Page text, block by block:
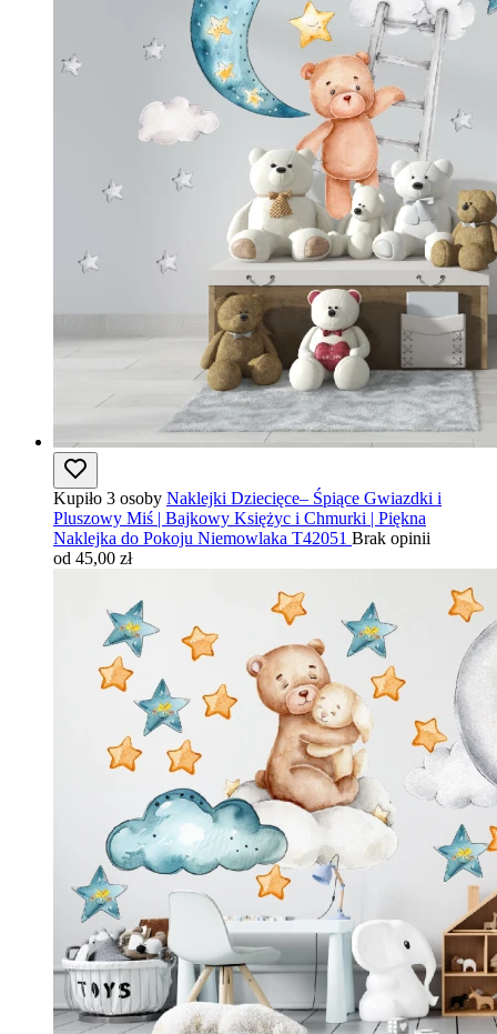
Kupiło 3 osoby Naklejki Dziecięce– Śpiące Gwiazdki i
Pluszowy Miś | Bajkowy Księżyc i Chmurki | Piękna
Naklejka do Pokoju Niemowlaka T42051 Brak opinii
od 45,00 zł